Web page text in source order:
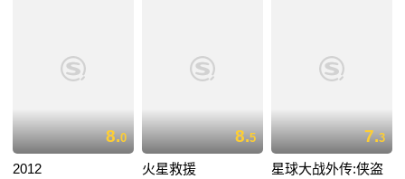
8.0
2012
8.5
火星救援
7.3
星球大战外传:侠盗